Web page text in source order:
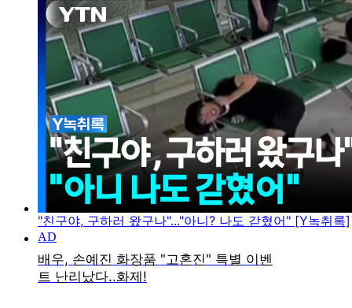
"친구야, 구하러 왔구나"..."아니? 나도 갇혔어" [Y녹취록]